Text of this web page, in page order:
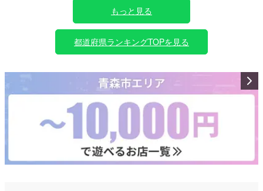
もっと見る
都道府県ランキングTOPを見る